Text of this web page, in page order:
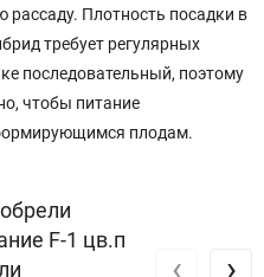
Плотность посадки в
требует регулярных
последовательный, поэтому
чтобы питание
плодам.
F-1 цв.п
‹ ›